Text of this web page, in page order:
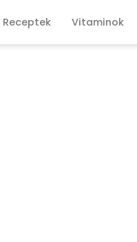
Receptek Vitaminok